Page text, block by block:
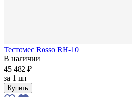
Тестомес Rosso RH-10
В наличии
45 482 ₽
за 1 шт
Купить